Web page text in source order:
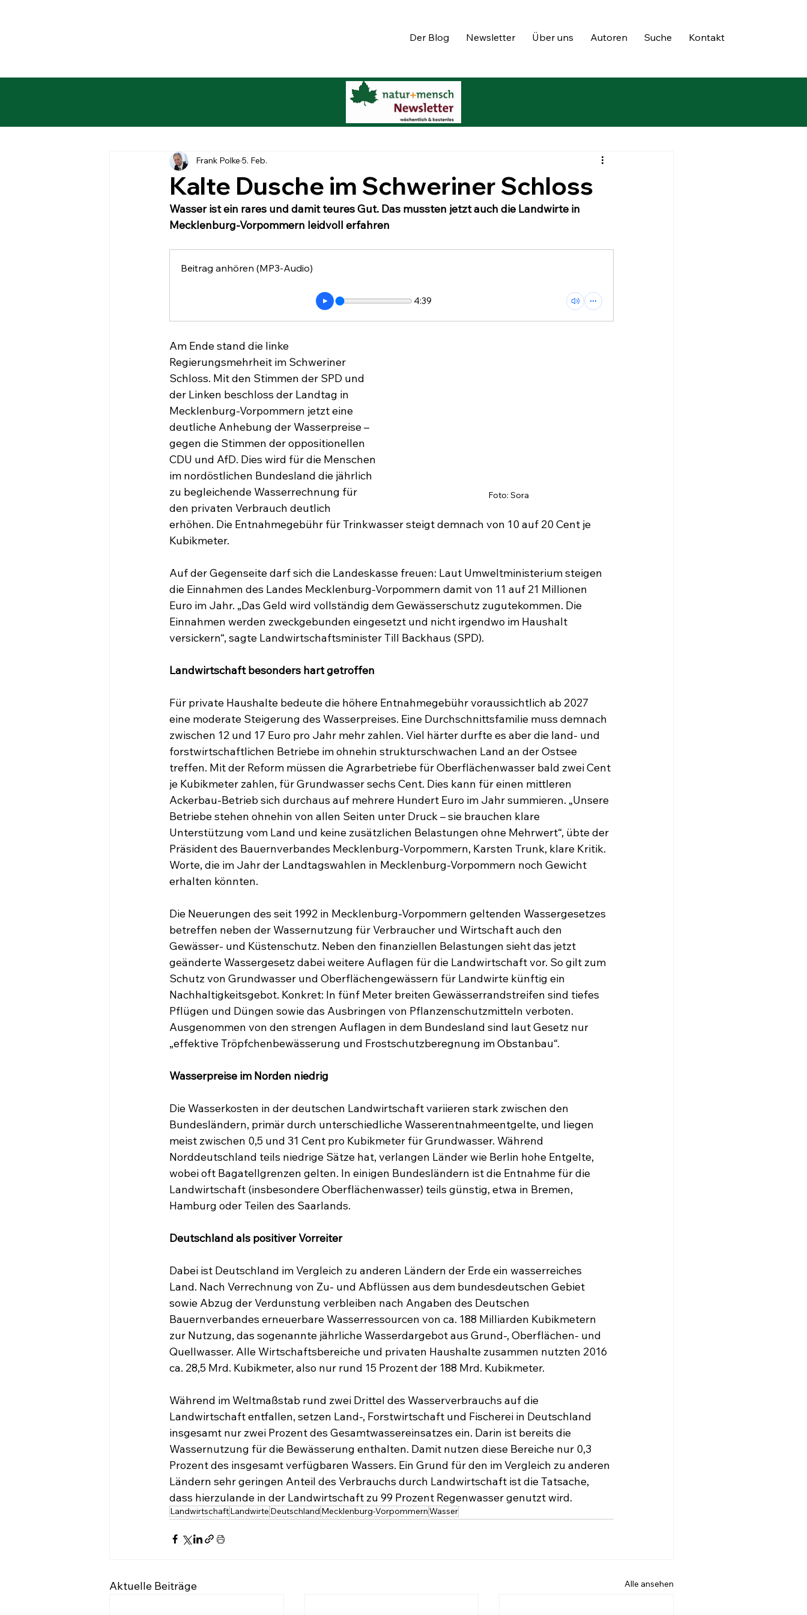
Der Blog Newsletter Über uns Autoren Suche Kontakt
Kalte Dusche im Schweriner Schloss
Frank Polke 5. Feb.
Wasser ist ein rares und damit teures Gut. Das mussten jetzt auch die Landwirte in
Mecklenburg-Vorpommern leidvoll erfahren
Beitrag anhören (MP3-Audio)
4:39
Foto: Sora
Am Ende stand die linke
Regierungsmehrheit im Schweriner
Schloss. Mit den Stimmen der SPD und
der Linken beschloss der Landtag in
Mecklenburg-Vorpommern jetzt eine
deutliche Anhebung der Wasserpreise –
gegen die Stimmen der oppositionellen
CDU und AfD. Dies wird für die Menschen
im nordöstlichen Bundesland die jährlich
zu begleichende Wasserrechnung für
den privaten Verbrauch deutlich
erhöhen. Die Entnahmegebühr für Trinkwasser steigt demnach von 10 auf 20 Cent je
Kubikmeter.
Auf der Gegenseite darf sich die Landeskasse freuen: Laut Umweltministerium steigen
die Einnahmen des Landes Mecklenburg-Vorpommern damit von 11 auf 21 Millionen
Euro im Jahr. „Das Geld wird vollständig dem Gewässerschutz zugutekommen. Die
Einnahmen werden zweckgebunden eingesetzt und nicht irgendwo im Haushalt
versickern“, sagte Landwirtschaftsminister Till Backhaus (SPD).
Landwirtschaft besonders hart getroffen
Für private Haushalte bedeute die höhere Entnahmegebühr voraussichtlich ab 2027
eine moderate Steigerung des Wasserpreises. Eine Durchschnittsfamilie muss demnach
zwischen 12 und 17 Euro pro Jahr mehr zahlen. Viel härter durfte es aber die land- und
forstwirtschaftlichen Betriebe im ohnehin strukturschwachen Land an der Ostsee
treffen. Mit der Reform müssen die Agrarbetriebe für Oberflächenwasser bald zwei Cent
je Kubikmeter zahlen, für Grundwasser sechs Cent. Dies kann für einen mittleren
Ackerbau-Betrieb sich durchaus auf mehrere Hundert Euro im Jahr summieren. „Unsere
Betriebe stehen ohnehin von allen Seiten unter Druck – sie brauchen klare
Unterstützung vom Land und keine zusätzlichen Belastungen ohne Mehrwert“, übte der
Präsident des Bauernverbandes Mecklenburg-Vorpommern, Karsten Trunk, klare Kritik.
Worte, die im Jahr der Landtagswahlen in Mecklenburg-Vorpommern noch Gewicht
erhalten könnten.
Die Neuerungen des seit 1992 in Mecklenburg-Vorpommern geltenden Wassergesetzes
betreffen neben der Wassernutzung für Verbraucher und Wirtschaft auch den
Gewässer- und Küstenschutz. Neben den finanziellen Belastungen sieht das jetzt
geänderte Wassergesetz dabei weitere Auflagen für die Landwirtschaft vor. So gilt zum
Schutz von Grundwasser und Oberflächengewässern für Landwirte künftig ein
Nachhaltigkeitsgebot. Konkret: In fünf Meter breiten Gewässerrandstreifen sind tiefes
Pflügen und Düngen sowie das Ausbringen von Pflanzenschutzmitteln verboten.
Ausgenommen von den strengen Auflagen in dem Bundesland sind laut Gesetz nur
„effektive Tröpfchenbewässerung und Frostschutzberegnung im Obstanbau“.
Wasserpreise im Norden niedrig
Die Wasserkosten in der deutschen Landwirtschaft variieren stark zwischen den
Bundesländern, primär durch unterschiedliche Wasserentnahmeentgelte, und liegen
meist zwischen 0,5 und 31 Cent pro Kubikmeter für Grundwasser. Während
Norddeutschland teils niedrige Sätze hat, verlangen Länder wie Berlin hohe Entgelte,
wobei oft Bagatellgrenzen gelten. In einigen Bundesländern ist die Entnahme für die
Landwirtschaft (insbesondere Oberflächenwasser) teils günstig, etwa in Bremen,
Hamburg oder Teilen des Saarlands.
Deutschland als positiver Vorreiter
Dabei ist Deutschland im Vergleich zu anderen Ländern der Erde ein wasserreiches
Land. Nach Verrechnung von Zu- und Abflüssen aus dem bundesdeutschen Gebiet
sowie Abzug der Verdunstung verbleiben nach Angaben des Deutschen
Bauernverbandes erneuerbare Wasserressourcen von ca. 188 Milliarden Kubikmetern
zur Nutzung, das sogenannte jährliche Wasserdargebot aus Grund-, Oberflächen- und
Quellwasser. Alle Wirtschaftsbereiche und privaten Haushalte zusammen nutzten 2016
ca. 28,5 Mrd. Kubikmeter, also nur rund 15 Prozent der 188 Mrd. Kubikmeter.
Während im Weltmaßstab rund zwei Drittel des Wasserverbrauchs auf die
Landwirtschaft entfallen, setzen Land-, Forstwirtschaft und Fischerei in Deutschland
insgesamt nur zwei Prozent des Gesamtwassereinsatzes ein. Darin ist bereits die
Wassernutzung für die Bewässerung enthalten. Damit nutzen diese Bereiche nur 0,3
Prozent des insgesamt verfügbaren Wassers. Ein Grund für den im Vergleich zu anderen
Ländern sehr geringen Anteil des Verbrauchs durch Landwirtschaft ist die Tatsache,
dass hierzulande in der Landwirtschaft zu 99 Prozent Regenwasser genutzt wird.
LandwirtschaftLandwirte Deutschland Mecklenburg-VorpommernWasser
Aktuelle Beiträge Alle ansehen